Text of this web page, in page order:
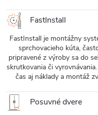
FastInstall
FastInstall je montážny
sprchovacieho kúta,
pripravené z výroby sa do
skrutkovania či
čas aj náklady a montáž
Posuvné dvere